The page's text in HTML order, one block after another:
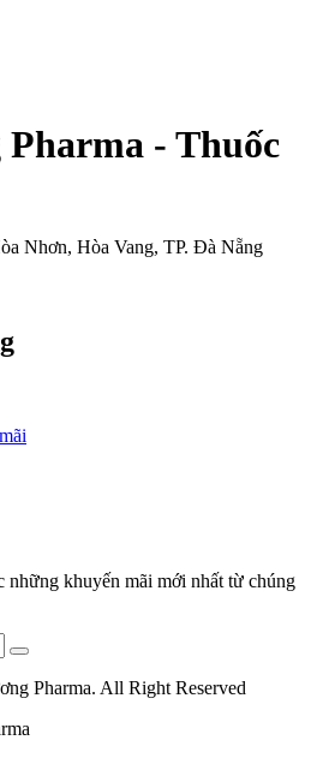
- Thuốc
Nhơn, Hòa Vang, TP. Đà Nẵng
những khuyến mãi mới nhất từ chúng
Pharma. All Right Reserved